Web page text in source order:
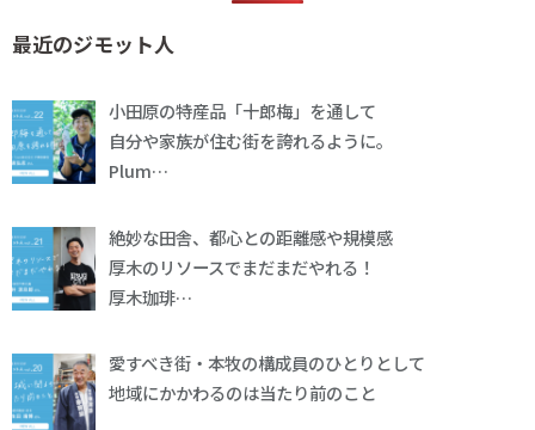
最近のジモット人
小田原の特産品「十郎梅」を通して
自分や家族が住む街を誇れるように。
Plum…
絶妙な田舎、都心との距離感や規模感
厚木のリソースでまだまだやれる！
厚木珈琲…
愛すべき街・本牧の構成員のひとりとして
地域にかかわるのは当たり前のこと